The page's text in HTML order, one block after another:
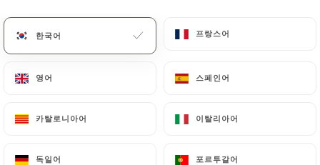
한국어 프랑스어
영어 스페인어
카탈로니아어 이탈리아어
독일어 포르투갈어
한국어 프랑스어
영어 스페인어
카탈로니아어 이탈리아어
독일어 포르투갈어